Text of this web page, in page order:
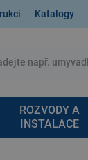
Katalogy
ROZVODY A
INSTALACE